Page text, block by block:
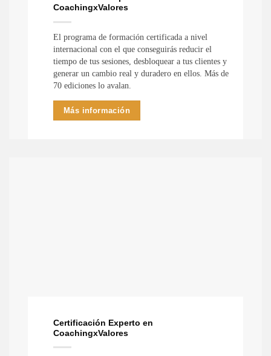
CoachingxValores
El programa de formación certificada a nivel
internacional con el que conseguirás reducir el
tiempo de tus sesiones, desbloquear a tus clientes y
generar un cambio real y duradero en ellos. Más de
70 ediciones lo avalan.
Más información
Certificación Experto en
CoachingxValores